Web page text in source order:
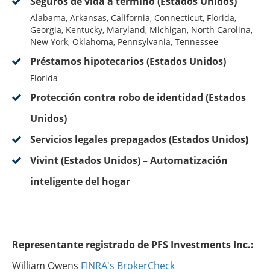
Alabama, Arkansas, California, Connecticut, Florida,
Georgia, Kentucky, Maryland, Michigan, North Carolina,
New York, Oklahoma, Pennsylvania, Tennessee
Préstamos hipotecarios (Estados Unidos)
Florida
Protección contra robo de identidad (Estados
Unidos)
Servicios legales prepagados (Estados Unidos)
Vivint (Estados Unidos) – Automatización
inteligente del hogar
Representante registrado de PFS Investments Inc.:
William Owens FINRA's BrokerCheck